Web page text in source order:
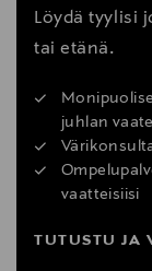
Löydä tyylisi
tai etänä.
juhlan
vaatteisiisi
TUTUSTU JA